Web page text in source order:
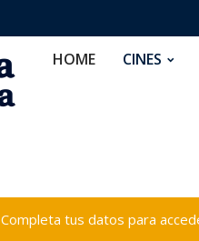
HOME CINES
Completa tus datos para